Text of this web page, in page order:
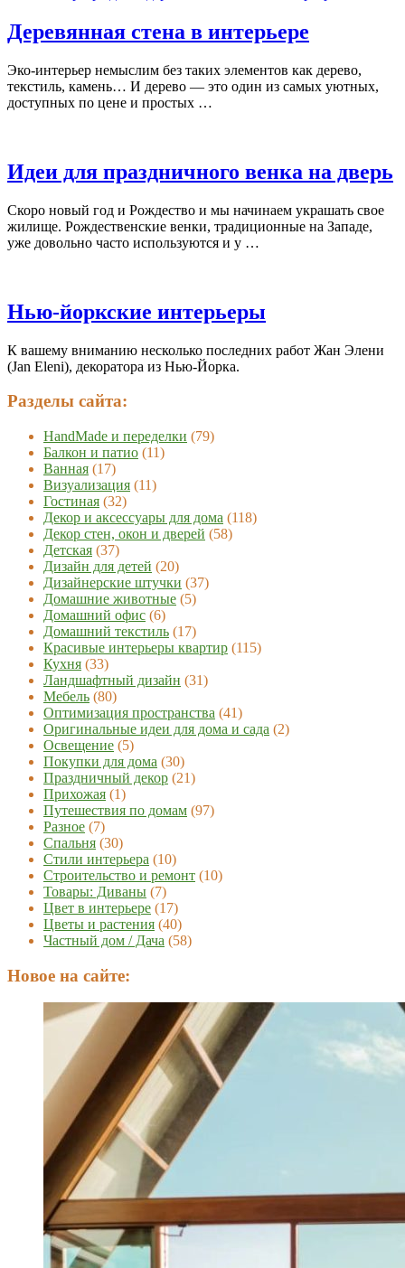
Деревянная стена в интерьере
Эко-интерьер немыслим без таких элементов как дерево,
текстиль, камень… И дерево — это один из самых уютных,
доступных по цене и простых …
Идеи для праздничного венка на дверь
Скоро новый год и Рождество и мы начинаем украшать свое
жилище. Рождественские венки, традиционные на Западе,
уже довольно часто используются и у …
Нью-йоркские интерьеры
К вашему вниманию несколько последних работ Жан Элени
(Jan Eleni), декоратора из Нью-Йорка.
Разделы сайта:
HandMade и переделки (79)
Балкон и патио (11)
Ванная (17)
Визуализация (11)
Гостиная (32)
Декор и аксессуары для дома (118)
Декор стен, окон и дверей (58)
Детская (37)
Дизайн для детей (20)
Дизайнерские штучки (37)
Домашние животные (5)
Домашний офис (6)
Домашний текстиль (17)
Красивые интерьеры квартир (115)
Кухня (33)
Ландшафтный дизайн (31)
Мебель (80)
Оптимизация пространства (41)
Оригинальные идеи для дома и сада (2)
Освещение (5)
Покупки для дома (30)
Праздничный декор (21)
Прихожая (1)
Путешествия по домам (97)
Разное (7)
Спальня (30)
Стили интерьера (10)
Строительство и ремонт (10)
Товары: Диваны (7)
Цвет в интерьере (17)
Цветы и растения (40)
Частный дом / Дача (58)
Новое на сайте: